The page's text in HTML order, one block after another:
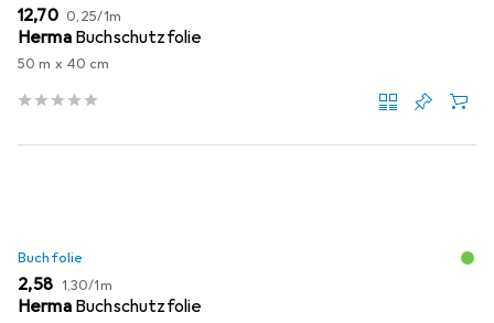
EUR
12,70 EUR
0,25/1m
Herma Buchschutzfolie
50 m x 40 cm
Buchfolie
EUR
2,58 EUR
1,30/1m
Herma Buchschutzfolie